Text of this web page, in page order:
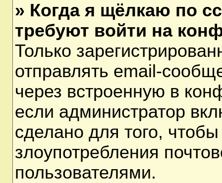
» Когда я щёлкаю по
требуют войти на
Только
отправлять email-
через встроенную в
если администратор
сделано для того,
злоупотребления
пользователями.